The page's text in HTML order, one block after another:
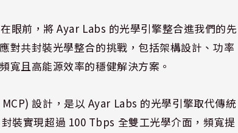
前，將 Ayar Labs 的光學引擎整合進我們的先
對共封裝光學整合的挑戰，包括架構設計、功率
寬且高能源效率的穩健解決方案。
設計，是以 Ayar Labs 的光學引擎取代傳統
裝實現超過 100 Tbps 全雙工光學介面，頻寬提